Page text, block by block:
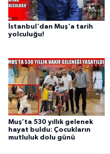
İstanbul'dan Muş'a tarih
yolculuğu!
Muş’ta 530 yıllık gelenek
hayat buldu: Çocukların
mutluluk dolu günü